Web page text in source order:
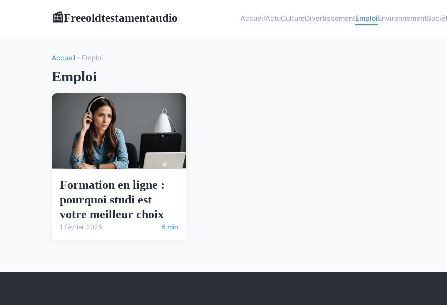
📰Freeoldtestamentaudio AccueilActuCultureDivertissementEmploiEnvironnement
Accueil › Emploi
Emploi
Formation en ligne :
pourquoi studi est
votre meilleur choix
1 février 2025 5 min